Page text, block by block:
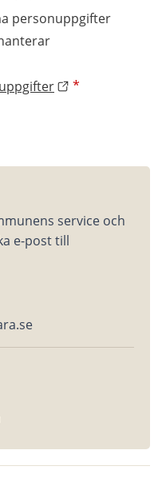
personuppgifter
*
service och
e-post till